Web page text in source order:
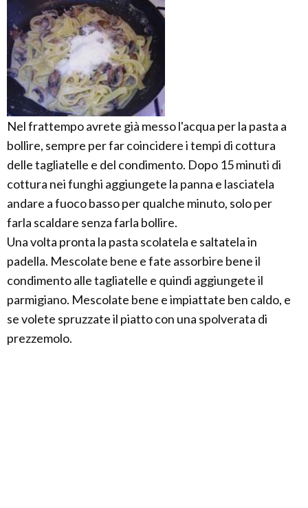
Nel frattempo avrete già messo l'acqua per la pasta a
bollire, sempre per far coincidere i tempi di cottura
delle tagliatelle e del condimento. Dopo 15 minuti di
cottura nei funghi aggiungete la panna e lasciatela
andare a fuoco basso per qualche minuto, solo per
farla scaldare senza farla bollire.
Una volta pronta la pasta scolatela e saltatela in
padella. Mescolate bene e fate assorbire bene il
condimento alle tagliatelle e quindi aggiungete il
parmigiano. Mescolate bene e impiattate ben caldo, e
se volete spruzzate il piatto con una spolverata di
prezzemolo.